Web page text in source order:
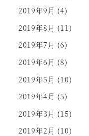
2019年9月 (4)
2019年8月 (11)
2019年7月 (6)
2019年6月 (8)
2019年5月 (10)
2019年4月 (5)
2019年3月 (15)
2019年2月 (10)